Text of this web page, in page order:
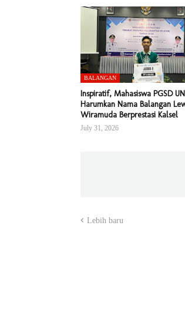
BALANGAN
Inspiratif, Mahasiswa PGSD
Harumkan Nama Balangan
Wiramuda Berprestasi Kalsel
July 31, 2026
Lebih baru